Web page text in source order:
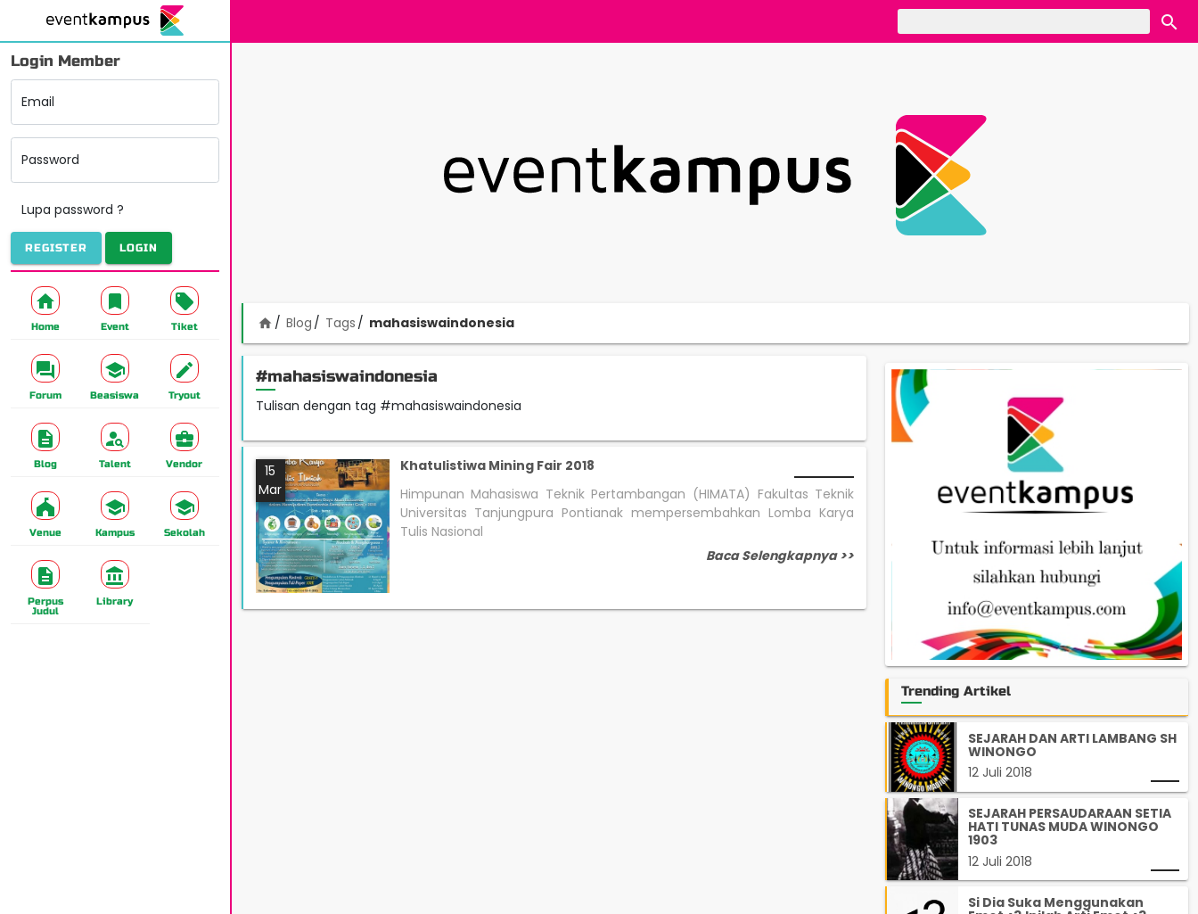
Login Member
Email
Password
Lupa password ?
REGISTER LOGIN
Home Event Tiket
Forum Beasiswa Tryout
Blog Talent Vendor
Venue Kampus Sekolah
Perpus
Judul
Library
home Blog Tags mahasiswaindonesia
#mahasiswaindonesia
Tulisan dengan tag #mahasiswaindonesia
15
Mar
Khatulistiwa Mining Fair 2018
Himpunan Mahasiswa Teknik Pertambangan (HIMATA) Fakultas Teknik
Universitas Tanjungpura Pontianak mempersembahkan Lomba Karya
Tulis Nasional
Baca Selengkapnya >>
Trending Artikel
SEJARAH DAN ARTI LAMBANG SH
WINONGO
12 Juli 2018
SEJARAH PERSAUDARAAN SETIA
HATI TUNAS MUDA WINONGO
1903
12 Juli 2018
Si Dia Suka Menggunakan